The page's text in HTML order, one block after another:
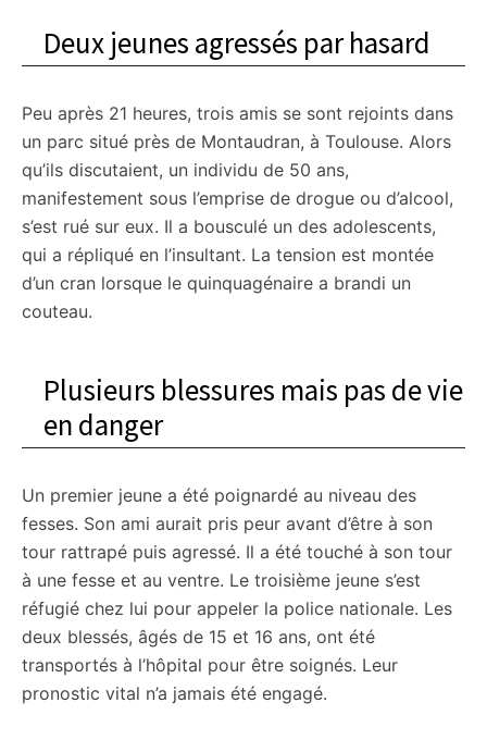
Deux jeunes agressés par hasard
Peu après 21 heures, trois amis se sont rejoints dans
un parc situé près de Montaudran, à Toulouse. Alors
qu’ils discutaient, un individu de 50 ans,
manifestement sous l’emprise de drogue ou d’alcool,
s’est rué sur eux. Il a bousculé un des adolescents,
qui a répliqué en l’insultant. La tension est montée
d’un cran lorsque le quinquagénaire a brandi un
couteau.
Plusieurs blessures mais pas de vie
en danger
Un premier jeune a été poignardé au niveau des
fesses. Son ami aurait pris peur avant d’être à son
tour rattrapé puis agressé. Il a été touché à son tour
à une fesse et au ventre. Le troisième jeune s’est
réfugié chez lui pour appeler la police nationale. Les
deux blessés, âgés de 15 et 16 ans, ont été
transportés à l’hôpital pour être soignés. Leur
pronostic vital n’a jamais été engagé.